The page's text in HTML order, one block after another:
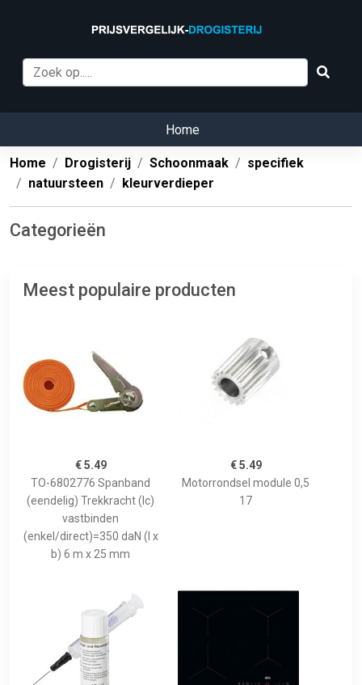
Home
Home Drogisterij Schoonmaak
specifiek
natuursteen
kleurverdieper
Categorieën
Meest populaire producten
€ 5.49
TO-6802776 Spanband
(eendelig) Trekkracht (lc)
vastbinden
(enkel/direct)=350 daN (l x
b) 6 m x 25 mm
€ 5.49
Motorrondsel module 0,5
17